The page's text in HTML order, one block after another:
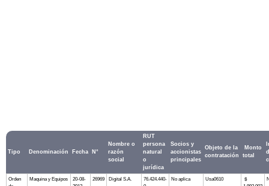
Tipo Denominación Fecha N°
Nombre o
razón
social
RUT
persona
natural
o
jurídica
Socios y
accionistas
principales
Objeto de la
contratación
Monto
total
Orden
Maquina y Equipos
20-08-
26969 Digital S.A.
76.424.440-
No aplica Usa0610
$